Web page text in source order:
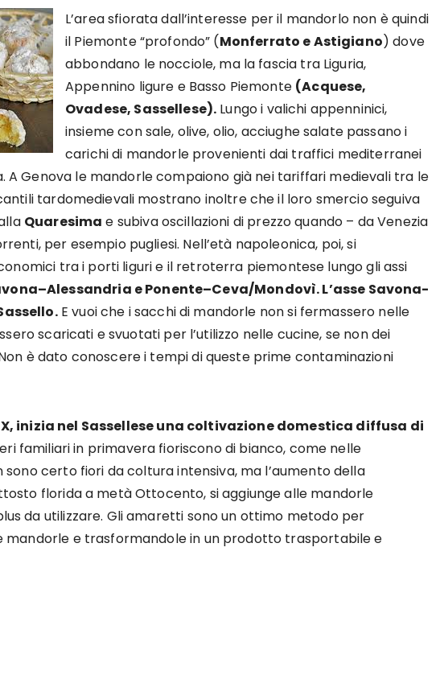
L’area sfiorata dall’interesse per il mandorlo non è quindi
il Piemonte “profondo” (Monferrato e Astigiano) dove
abbondano le nocciole, ma la fascia tra Liguria,
Appennino ligure e Basso Piemonte (Acquese,
Ovadese, Sassellese). Lungo i valichi appenninici,
insieme con sale, olive, olio, acciughe salate passano i
carichi di mandorle provenienti dai traffici mediterranei
A Genova le mandorle compaiono già nei tariffari medievali tra le
tardomedievali mostrano inoltre che il loro smercio seguiva
Quaresima e subiva oscillazioni di prezzo quando – da Venezia
per esempio pugliesi. Nell’età napoleonica, poi, si
tra i porti liguri e il retroterra piemontese lungo gli assi
e Ponente–Ceva/Mondovì. L’asse Savona-
E vuoi che i sacchi di mandorle non si fermassero nelle
scaricati e svuotati per l’utilizzo nelle cucine, se non dei
è dato conoscere i tempi di queste prime contaminazioni
inizia nel Sassellese una coltivazione domestica diffusa di
familiari in primavera fioriscono di bianco, come nelle
sono certo fiori da coltura intensiva, ma l’aumento della
florida a metà Ottocento, si aggiunge alle mandorle
da utilizzare. Gli amaretti sono un ottimo metodo per
mandorle e trasformandole in un prodotto trasportabile e